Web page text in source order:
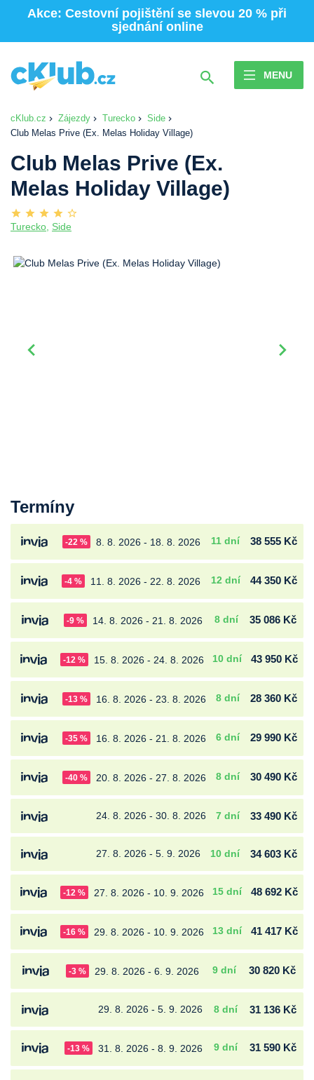
Akce: Cestovní pojištění se slevou 20 % při
sjednání online
MENU
cKlub.cz Zájezdy Turecko
Side
Club Melas Prive (Ex. Melas Holiday Village)
Club Melas Prive (Ex.
Melas Holiday Village)
Turecko, Side
Termíny
-22 % 8. 8. 2026 - 18. 8. 2026 11 dní 38 555 Kč
-4 % 11. 8. 2026 - 22. 8. 2026 12 dní 44 350 Kč
-9 % 14. 8. 2026 - 21. 8. 2026 8 dní 35 086 Kč
-12 % 15. 8. 2026 - 24. 8. 2026 10 dní 43 950 Kč
-13 % 16. 8. 2026 - 23. 8. 2026 8 dní 28 360 Kč
-35 % 16. 8. 2026 - 21. 8. 2026 6 dní 29 990 Kč
-40 % 20. 8. 2026 - 27. 8. 2026 8 dní 30 490 Kč
24. 8. 2026 - 30. 8. 2026 7 dní 33 490 Kč
27. 8. 2026 - 5. 9. 2026 10 dní 34 603 Kč
-12 % 27. 8. 2026 - 10. 9. 2026 15 dní 48 692 Kč
-16 % 29. 8. 2026 - 10. 9. 2026 13 dní 41 417 Kč
-3 % 29. 8. 2026 - 6. 9. 2026 9 dní 30 820 Kč
29. 8. 2026 - 5. 9. 2026 8 dní 31 136 Kč
-13 % 31. 8. 2026 - 8. 9. 2026 9 dní 31 590 Kč